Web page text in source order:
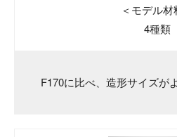
＜モデル材
4種類
F170に比べ、造形サイズが